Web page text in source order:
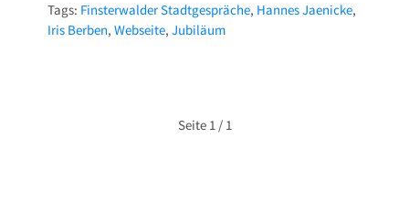
Tags: Finsterwalder Stadtgespräche, Hannes Jaenicke,
Iris Berben,Webseite,Jubiläum
Seite1 / 1